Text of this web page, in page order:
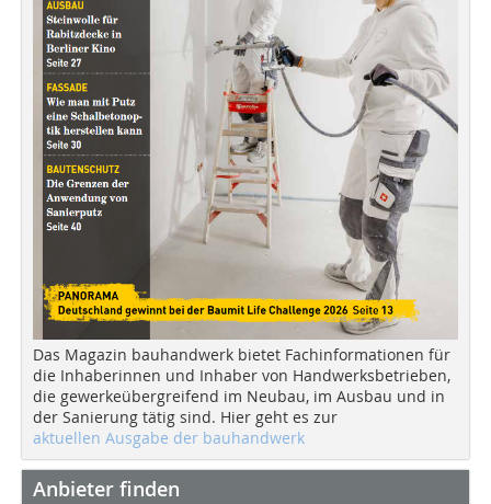
Das Magazin bauhandwerk bietet Fachinformationen für
die Inhaberinnen und Inhaber von Handwerksbetrieben,
die gewerkeübergreifend im Neubau, im Ausbau und in
der Sanierung tätig sind. Hier geht es zur
aktuellen Ausgabe der bauhandwerk
Anbieter finden